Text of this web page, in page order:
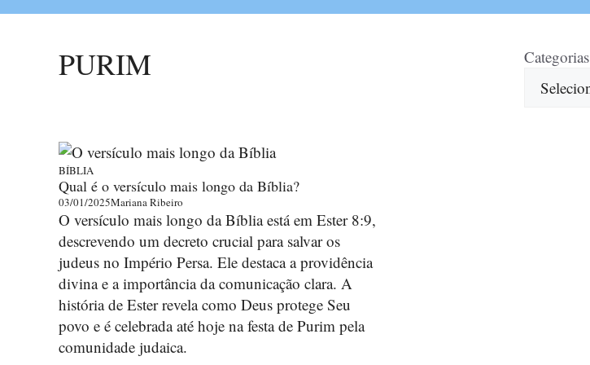
PURIM Categorias
BÍBLIA
Qual é o versículo mais longo da Bíblia?
03/01/2025Mariana Ribeiro
O versículo mais longo da Bíblia está em Ester 8:9,
descrevendo um decreto crucial para salvar os
judeus no Império Persa. Ele destaca a providência
divina e a importância da comunicação clara. A
história de Ester revela como Deus protege Seu
povo e é celebrada até hoje na festa de Purim pela
comunidade judaica.